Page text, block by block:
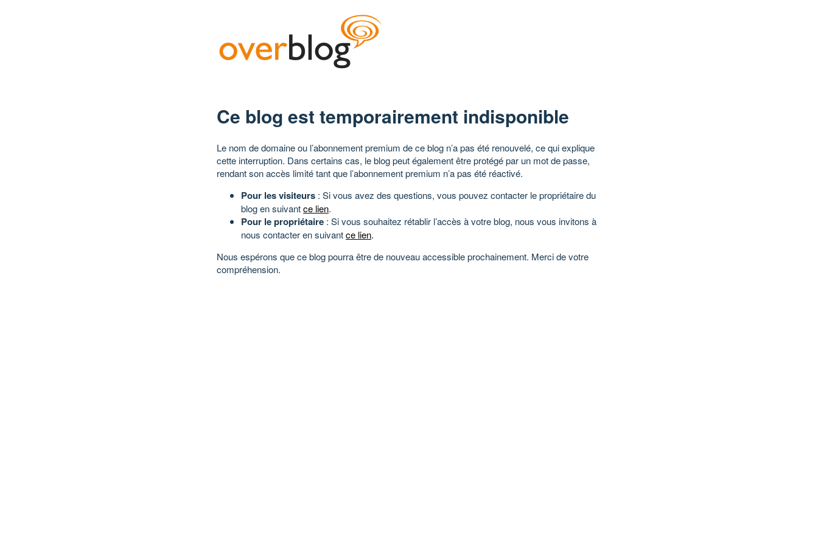
Ce blog est temporairement indisponible
Le nom de domaine ou l’abonnement premium de ce blog n’a pas été renouvelé, ce qui explique
cette interruption. Dans certains cas, le blog peut également être protégé par un mot de passe,
rendant son accès limité tant que l’abonnement premium n’a pas été réactivé.
Pour les visiteurs : Si vous avez des questions, vous pouvez contacter le propriétaire du
blog en suivantce lien.
Pour le propriétaire : Si vous souhaitez rétablir l’accès à votre blog, nous vous invitons à
nous contacter en suivantce lien.
Nous espérons que ce blog pourra être de nouveau accessible prochainement. Merci de votre
compréhension.